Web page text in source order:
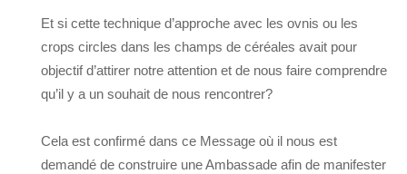
Et si cette technique d’approche avec les ovnis ou les
crops circles dans les champs de céréales avait pour
objectif d’attirer notre attention et de nous faire comprendre
qu’il y a un souhait de nous rencontrer?
Cela est confirmé dans ce Message où il nous est
demandé de construire une Ambassade afin de manifester